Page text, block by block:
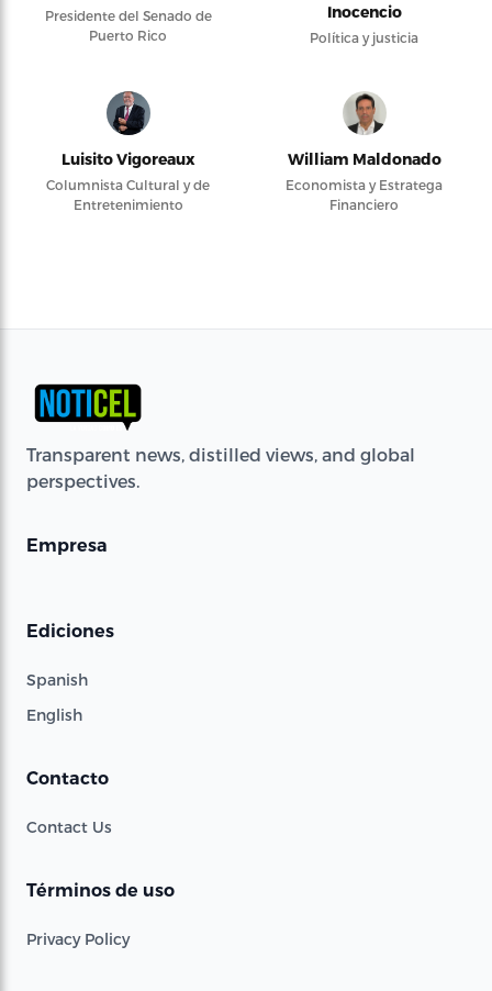
Presidente del Senado de
Puerto Rico
Inocencio
Política y justicia
Luisito Vigoreaux
Columnista Cultural y de
Entretenimiento
William Maldonado
Economista y Estratega
Financiero
Transparent news, distilled views, and global
perspectives.
Empresa
Ediciones
Spanish
English
Contacto
Contact Us
Términos de uso
Privacy Policy